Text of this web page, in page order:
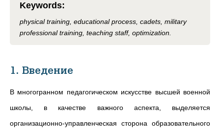
Keywords:
physical training, educational process, cadets, military
professional training, teaching staff, optimization.
1. Введение
В многогранном педагогическом искусстве высшей военной
школы, в качестве важного аспекта, выделяется
организационно-управленческая сторона образовательного